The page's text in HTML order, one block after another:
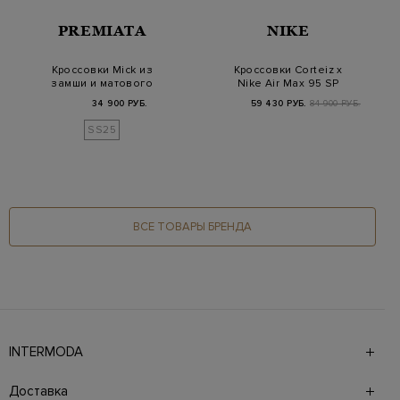
PREMIATA
Кроссовки Mick из
замши и матового
влагозащитного
текс…
34 900 РУБ.
SS25
NIKE
Кроссовки Corteiz x
Nike Air Max 95 SP
'Rules the Worl…
59 430 РУБ. 84 900 РУБ.
ВСЕ ТОВАРЫ БРЕНДА
INTERMODA
брендов на 4 этажах в самом центре города. На сайте
Доставка